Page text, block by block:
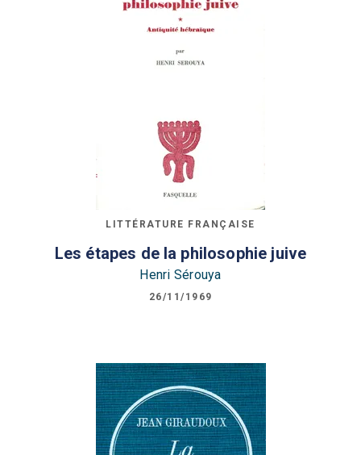
LITTÉRATURE FRANÇAISE
Les étapes de la philosophie juive
Henri Sérouya
26/11/1969